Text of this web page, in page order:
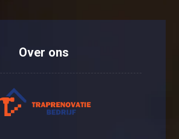
Over ons